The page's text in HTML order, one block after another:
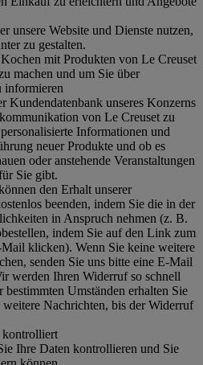
unsere Website und Dienste nutzen,
zu gestalten.
mit Produkten von Le Creuset
machen und um Sie über
informieren
Kundendatenbank unseres Konzerns
von Le Creuset zu
Informationen und
neuer Produkte und ob es
oder anstehende Veranstaltungen
Sie gibt.
den Erhalt unserer
beenden, indem Sie die in der
in Anspruch nehmen (z. B.
indem Sie auf den Link zum
klicken). Wenn Sie keine weitere
senden Sie uns bitte eine E-Mail
werden Ihren Widerruf so schnell
Umständen erhalten Sie
Nachrichten, bis der Widerruf
kontrolliert
Ihre Daten kontrollieren und Sie